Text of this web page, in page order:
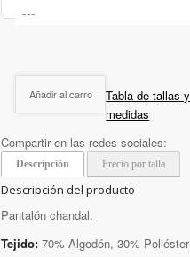
Añadir al carro
Tabla de tallas y
medidas
Compartir en las redes sociales:
Descripción Precio por talla
Descripción del producto
Pantalón chandal.
Tejido: 70% Algodón, 30% Poliéster